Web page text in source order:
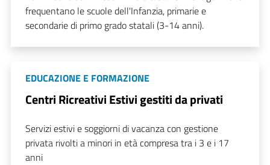
frequentano le scuole dell'Infanzia, primarie e
secondarie di primo grado statali (3-14 anni).
EDUCAZIONE E FORMAZIONE
Centri Ricreativi Estivi gestiti da privati
Servizi estivi e soggiorni di vacanza con gestione
privata rivolti a minori in età compresa tra i 3 e i 17
anni